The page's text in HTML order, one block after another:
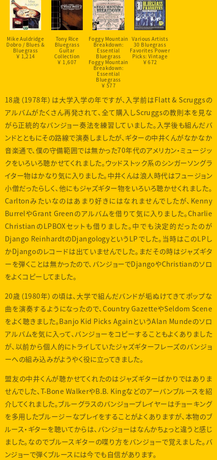
Mike Auldridge
Dobro / Blues &
Bluegrass
￥ 1,214
Tony Rice
Bluegrass
Guitar
Collection
￥ 1,607
Foggy Mountain
Breakdown:
Essential
Bluegrass
Foggy Mountain
Breakdown:
Essential
Bluegrass
￥ 577
Various Artists
30 Bluegrass
Favorites Power
Picks: Vintage
￥ 672
18歳（1978年）は大学入学の年ですが、入学前はFlatt & Scruggsの
アルバムがたくさん再発されて、全て購入しScruggsの教則本を見な
がら正統的なバンジョー奏法を練習していました。入学後も組んだバ
ンドとともにその路線で演奏しましたが、ギターの中井くんがなかなか
音楽通で、僕の守備範囲では無かった70年代のアメリカン・ミュージッ
クをいろいろ聴かせてくれました。ウッドストック系のシンガーソングラ
イター物はかなり気に入りました。中井くんは浪人時代はフュージョン
小僧だったらしく、他にもジャズギター物をいろいろ聴かせくれました。
Carltonみたいなのはあまり好きにはなれませんでしたが、Kenny
BurrelやGrant Greenのアルバムを借りて気に入りました。Charlie
ChristianのLPBOXセットも借りました。中でも決定的だったのが
Django ReinhardtのDjangologyというLPでした。当時はこのLPし
かDjangoのレコードは出ていませんでした。まだその時はジャズギタ
ーを弾くことは無かったので、バンジョーでDjangoやChristianのソロ
をよくコピーしてました。
20歳（1980年）の頃は、大学で組んだバンドが垢ぬけてきてポップな
曲を演奏するようになったので、Country GazetteやSeldom Scene
をよく聴きました。Banjo Kid Picks AgainというAlan Mundeのソロ
アルバムを気に入って、バンジョーをコピーすることもよくありました
が、以前から個人的にトライしていたジャズギターフレーズのバンジョ
ーへの組み込みがようやく役に立ってきました。
盟友の中井くんが聴かせてくれたのはジャズギターばかりではありま
せんでした、T-Bone WalkerやB.B. Kingなどのアーバンブルースを紹
介してくれました。ブルーグラスのバンジョープレイヤーはチョーキング
を多用したブルージーなプレイをすることがよくありますが、本物のブ
ルース・ギターを聴いてからは、バンジョーはなんかちょっと違うと感じ
ました。なのでブルースギターの喋り方をバンジョーで覚えました。バ
ンジョーで弾くブルースには今でも自信があります。